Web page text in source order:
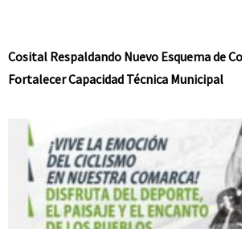
Cosital Respaldando Nuevo Esquema de
Fortalecer Capacidad Técnica Municipal